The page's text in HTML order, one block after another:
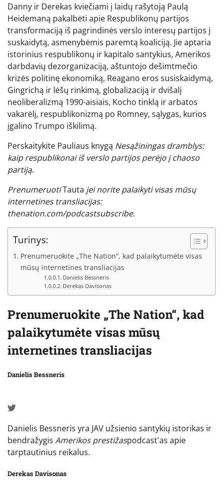
Danny ir Derekas kviečiami į laidų rašytoją Paulą
Heidemaną pakalbėti apie Respublikonų partijos
transformaciją iš pagrindinės verslo interesų partijos į
suskaidytą, asmenybėmis paremtą koaliciją. Jie aptaria
istorinius respublikonų ir kapitalo santykius, Amerikos
darbdavių dezorganizaciją, aštuntojo dešimtmečio
krizės politinę ekonomiką, Reagano eros susiskaidymą,
Gingrichą ir lėšų rinkimą, globalizaciją ir dvišalį
neoliberalizmą 1990-aisiais, Kocho tinklą ir arbatos
vakarėlį, respublikonizmą po Romney, sąlygas, kurios
įgalino Trumpo iškilimą.
Perskaitykite Pauliaus knygą Nesąžiningas dramblys:
kaip respublikonai iš verslo partijos perėjo į chaoso
partiją.
PrenumeruotiTauta jei norite palaikyti visas mūsų
internetines transliacijas:
thenation.com/podcastsubscribe.
Turinys:
Prenumeruokite „The Nation“, kad palaikytumėte visas
mūsų internetines transliacijas
Danielis Bessneris
Derekas Davisonas
Prenumeruokite „The Nation“, kad
palaikytumėte visas mūsų
internetines transliacijas
Danielis Bessneris
Danielis Bessneris yra JAV užsienio santykių istorikas ir
bendražygis Amerikos prestižaspodcast'as apie
tarptautinius reikalus.
Derekas Davisonas